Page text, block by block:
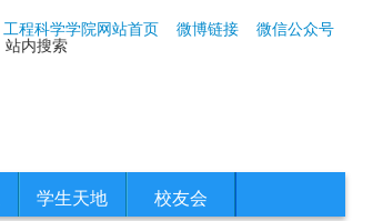
工程科学学院网站首页 微博链接 微信公众号
站内搜索
学生天地 校友会